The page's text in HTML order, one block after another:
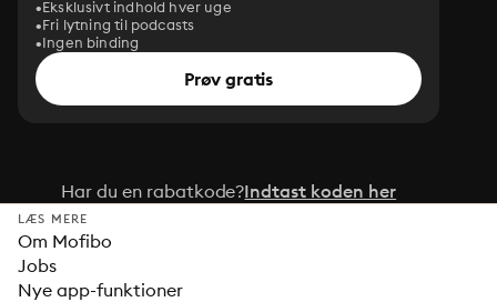
Eksklusivt indhold hver uge
Fri lytning til podcasts
Ingen binding
Prøv gratis
Har du en rabatkode?Indtast koden her
LÆS MERE
Om Mofibo
Jobs
Nye app-funktioner